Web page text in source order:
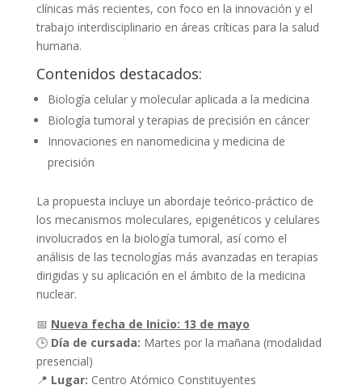
clínicas más recientes, con foco en la innovación y el
trabajo interdisciplinario en áreas críticas para la salud
humana.
Contenidos destacados:
Biología celular y molecular aplicada a la medicina
Biología tumoral y terapias de precisión en cáncer
Innovaciones en nanomedicina y medicina de
precisión
La propuesta incluye un abordaje teórico-práctico de
los mecanismos moleculares, epigenéticos y celulares
involucrados en la biología tumoral, así como el
análisis de las tecnologías más avanzadas en terapias
dirigidas y su aplicación en el ámbito de la medicina
nuclear.
📅 Nueva fecha de Inicio: 13 de mayo
🕒 Día de cursada: Martes por la mañana (modalidad
presencial)
📍 Lugar: Centro Atómico Constituyentes